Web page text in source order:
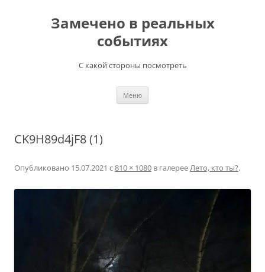
содержимомуЗамечено в реальных
событиях
С какой стороны посмотреть
Меню
CK9H89d4jF8 (1)
Опубликовано 15.07.2021 с810 × 1080 в галерееЛето, кто ты?.